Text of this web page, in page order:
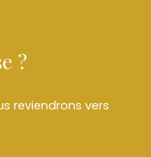
?
reviendrons vers